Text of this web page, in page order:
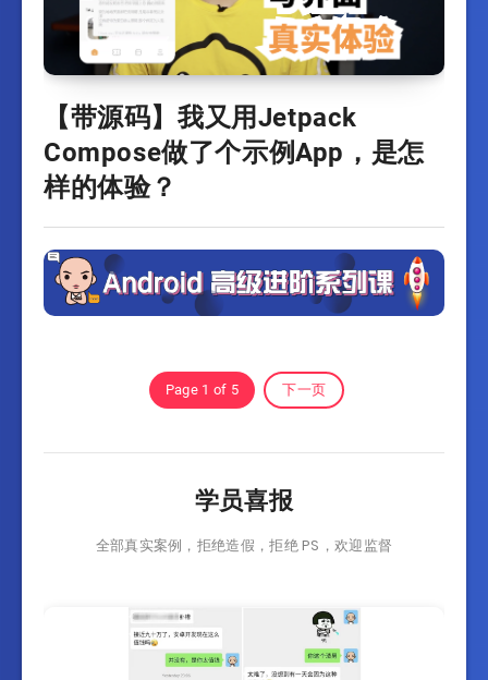
【带源码】我又用Jetpack
Compose做了个示例App，是怎
样的体验？
Page 1 of 5 下一页
学员喜报
全部真实案例，拒绝造假，拒绝 PS，欢迎监督